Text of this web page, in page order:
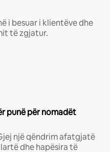
i besuar i klientëve dhe
të zgjatur.
punë për nomadët
një qëndrim afatgjatë
dhe hapësira të